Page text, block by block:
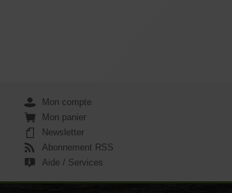
Mon compte
Mon panier
Newsletter
Abonnement RSS
Aide / Services